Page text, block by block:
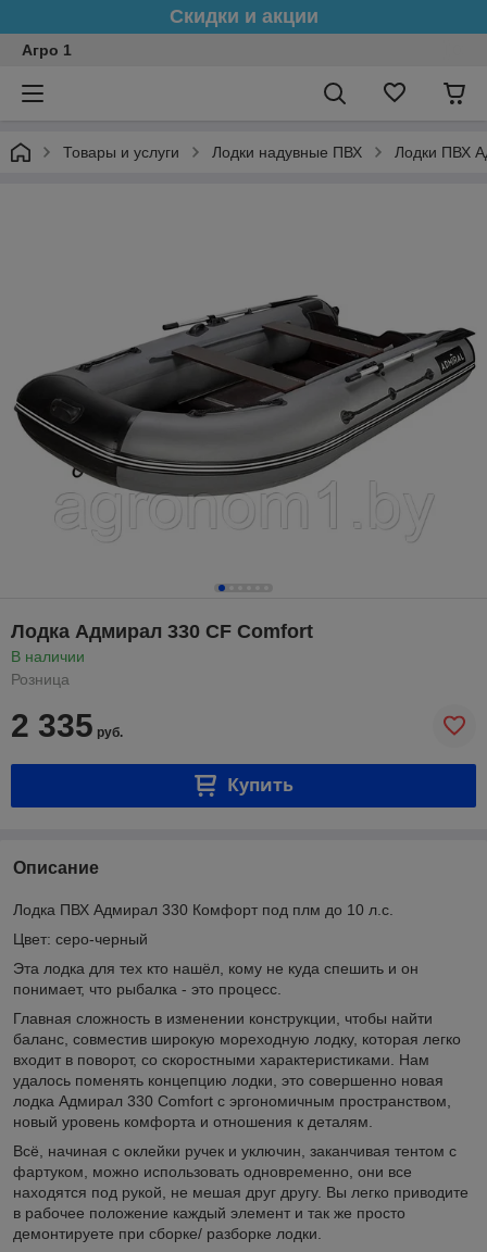
Скидки и акции
Агро 1
Товары и услуги Лодки надувные ПВХ Лодки ПВХ
Лодка Адмирал 330 CF Comfort
В наличии
Розница
2 335 руб.
Купить
Описание
Лодка ПВХ Адмирал 330 Комфорт под плм до 10 л.с.
Цвет: серо-черный
Эта лодка для тех кто нашёл, кому не куда спешить и он
понимает, что рыбалка - это процесс.
Главная сложность в изменении конструкции, чтобы найти
баланс, совместив широкую мореходную лодку, которая легко
входит в поворот, со скоростными характеристиками. Нам
удалось поменять концепцию лодки, это совершенно новая
лодка Адмирал 330 Comfort с эргономичным пространством,
новый уровень комфорта и отношения к деталям.
Всё, начиная с оклейки ручек и уключин, заканчивая тентом с
фартуком, можно использовать одновременно, они все
находятся под рукой, не мешая друг другу. Вы легко приводите
в рабочее положение каждый элемент и так же просто
демонтируете при сборке/ разборке лодки.